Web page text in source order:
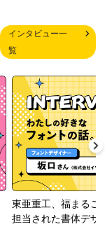
インタビュー一
覧
東亜重工、福まるご
担当された書体デザ